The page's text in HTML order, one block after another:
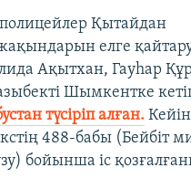
Қытайдан
елге
Ақытхан, Гауһар
Шымкентке
түсіріп алған.
488-бабы (Бейбіт
бойынша іс